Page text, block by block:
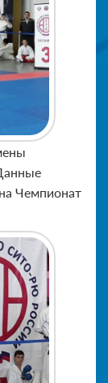
Чемпионат